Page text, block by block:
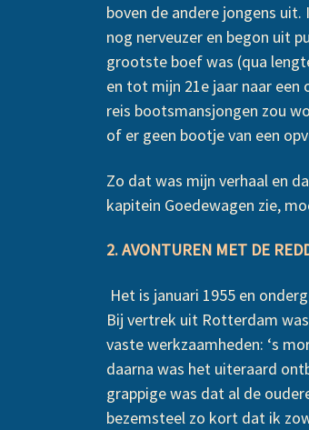
boven de andere jongens
nog nerveuzer en begon uit
grootste boef was (qua
en tot mijn 21e jaar naar
reis bootsmansjongen zou
of er geen bootje van een
Zo dat was mijn verhaal en
kapitein Goedewagen zie,
2. AVONTUREN MET DE
Het is januari 1955 en
Bij vertrek uit Rotterdam
vaste werkzaamheden: ‘s
daarna was het uiteraard
grappige was dat al de
bezemsteel zo kort dat ik